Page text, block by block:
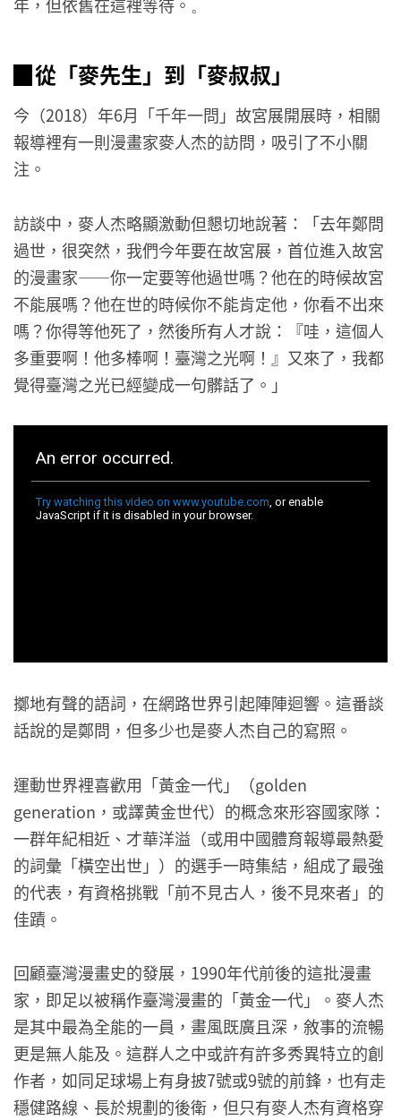
年，但依舊在這裡等待。 。
▉從「麥先生」到「麥叔叔」
今（2018）年6月「千年一問」故宮展開展時，相關
報導裡有一則漫畫家麥人杰的訪問，吸引了不小關
注。
訪談中，麥人杰略顯激動但懇切地說著：「去年鄭問
過世，很突然，我們今年要在故宮展，首位進入故宮
的漫畫家——你一定要等他過世嗎？他在的時候故宮
不能展嗎？他在世的時候你不能肯定他，你看不出來
嗎？你得等他死了，然後所有人才說：『哇，這個人
多重要啊！他多棒啊！臺灣之光啊！』又來了，我都
覺得臺灣之光已經變成一句髒話了。」
擲地有聲的語詞，在網路世界引起陣陣迴響。這番談
話說的是鄭問，但多少也是麥人杰自己的寫照。
運動世界裡喜歡用「黃金一代」（golden
generation，或譯黄金世代）的概念來形容國家隊：
一群年紀相近、才華洋溢（或用中國體育報導最熱愛
的詞彙「橫空出世」）的選手一時集結，組成了最強
的代表，有資格挑戰「前不見古人，後不見來者」的
佳蹟。
回顧臺灣漫畫史的發展，1990年代前後的這批漫畫
家，即足以被稱作臺灣漫畫的「黃金一代」。麥人杰
是其中最為全能的一員，畫風既廣且深，敘事的流暢
更是無人能及。這群人之中或許有許多秀異特立的創
作者，如同足球場上有身披7號或9號的前鋒，也有走
穩健路線、長於規劃的後衛，但只有麥人杰有資格穿